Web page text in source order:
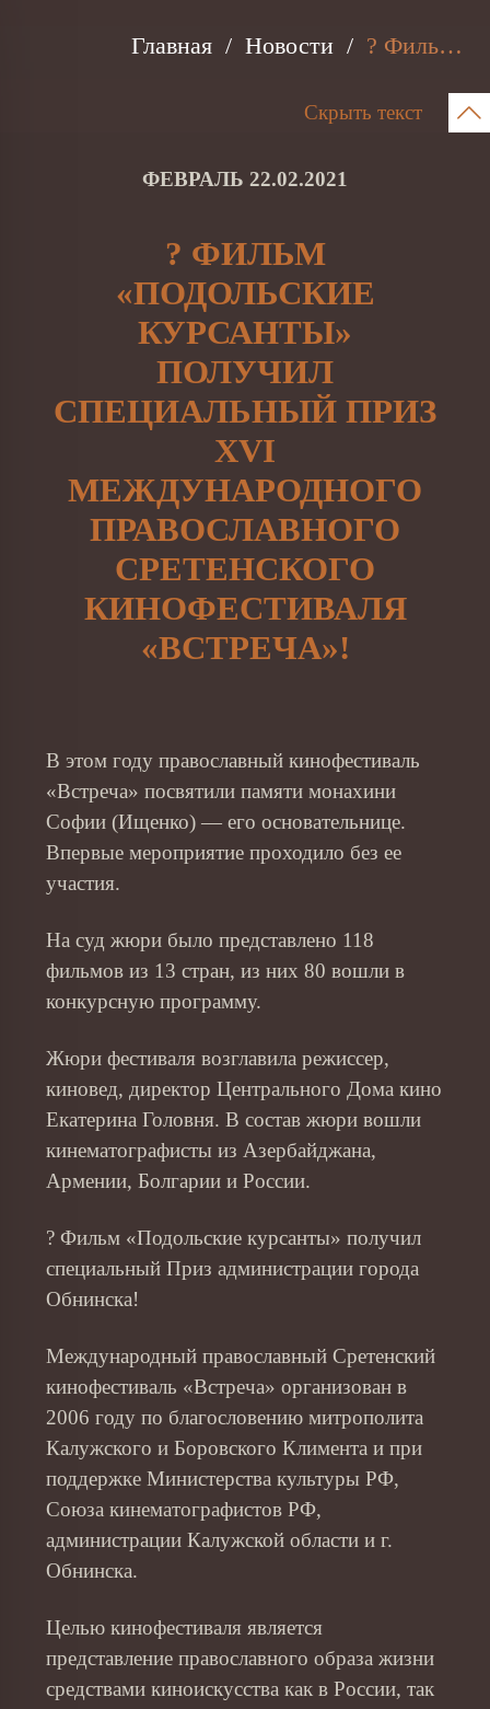
Главная Новости ? Фильм «Подольские курсанты» получил Специальный Приз XVI Международного православного Сретенского кинофестиваля «Встреча»!
Скрыть текст
ФЕВРАЛЬ 22.02.2021
? ФИЛЬМ
«ПОДОЛЬСКИЕ
КУРСАНТЫ»
ПОЛУЧИЛ
СПЕЦИАЛЬНЫЙ ПРИЗ
XVI
МЕЖДУНАРОДНОГО
ПРАВОСЛАВНОГО
СРЕТЕНСКОГО
КИНОФЕСТИВАЛЯ
«ВСТРЕЧА»!
В этом году православный кинофестиваль
«Встреча» посвятили памяти монахини
Софии (Ищенко) — его основательнице.
Впервые мероприятие проходило без ее
участия.
На суд жюри было представлено 118
фильмов из 13 стран, из них 80 вошли в
конкурсную программу.
Жюри фестиваля возглавила режиссер,
киновед, директор Центрального Дома кино
Екатерина Головня. В состав жюри вошли
кинематографисты из Азербайджана,
Армении, Болгарии и России.
? Фильм «Подольские курсанты» получил
специальный Приз администрации города
Обнинска!
Международный православный Сретенский
кинофестиваль «Встреча» организован в
2006 году по благословению митрополита
Калужского и Боровского Климента и при
поддержке Министерства культуры РФ,
Союза кинематографистов РФ,
администрации Калужской области и г.
Обнинска.
Целью кинофестиваля является
представление православного образа жизни
средствами киноискусства как в России, так